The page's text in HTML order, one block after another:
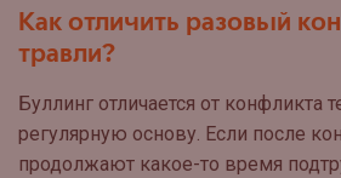
Как отличить разовый
травли?
Буллинг отличается от конфликта
регулярную основу. Если после
продолжают какое-то время